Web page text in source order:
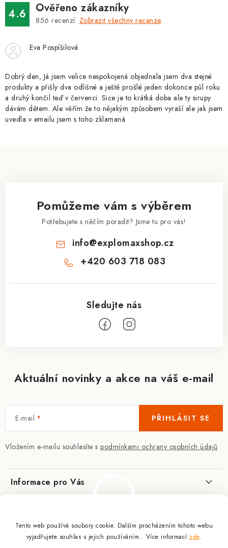
Tento web používá soubory cookie. Dalším procházením tohoto webu
vyjadřujete souhlas s jejich používáním.. Více informacízde.
4.6 Ověřeno zákazníky
856 recenzí. Zobrazit všechny recenze
Eva Pospíšilová
Dobrý den, Já jsem velice nespokojená objednala jsem dva stejné
produkty a přišly dva odlišné a ještě prošlé jeden dokonce půl roku
a druhý končil teď v červenci. Sice je to krátká doba ale ty sirupy
dávám dětem. Ale věřím že to nějakým způsobem vyraší ale jak jsem
uvedla v emailu jsem s toho zklamaná
Aktuální novinky a akce na váš e-mail
E-mail
Vložením e-mailu souhlasíte s podmínkami ochrany osobních údajů
PŘIHLÁSIT SE
Pomůžeme vám s výběrem
Potřebujete s něčím poradit? Jsme tu pro vás!
info@explomaxshop.cz
+420 603 718 083
Informace pro Vás
Slovník pojmů
Obchodní podmínky
Berberin - co je zač?
10.3.2025
Facebook